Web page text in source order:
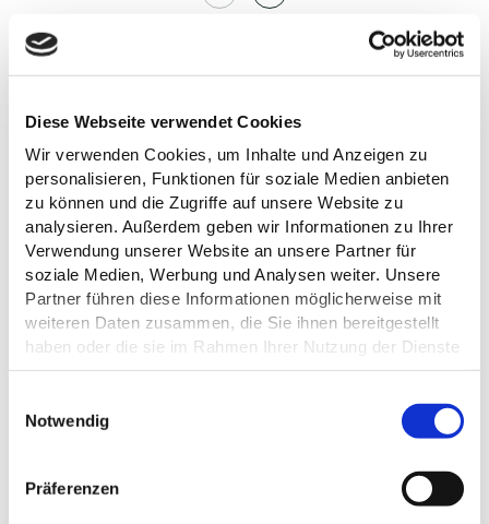
Diese Webseite verwendet Cookies
Wir verwenden Cookies, um Inhalte und Anzeigen zu
personalisieren, Funktionen für soziale Medien anbieten
zu können und die Zugriffe auf unsere Website zu
analysieren. Außerdem geben wir Informationen zu Ihrer
Verwendung unserer Website an unsere Partner für
soziale Medien, Werbung und Analysen weiter. Unsere
Partner führen diese Informationen möglicherweise mit
weiteren Daten zusammen, die Sie ihnen bereitgestellt
haben oder die sie im Rahmen Ihrer Nutzung der Dienste
gesammelt haben.
Datenschutz
Notwendig
Präferenzen
AUF DER KARTE
Wohnmobilstellplatz Plön
Ascheberger Str. 2
24306 Plön
Deutschland
Tel.:+49 4522 / 5050
E-Mail:info@ploen.de
Webseite:
ploen.de
Anreise planen